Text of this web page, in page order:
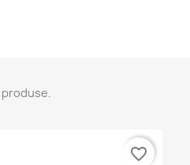
favorite_border